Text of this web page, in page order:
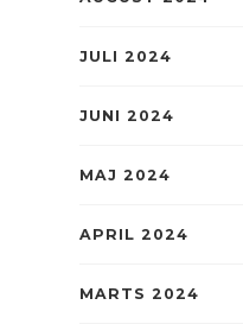
JULI 2024
JUNI 2024
MAJ 2024
APRIL 2024
MARTS 2024